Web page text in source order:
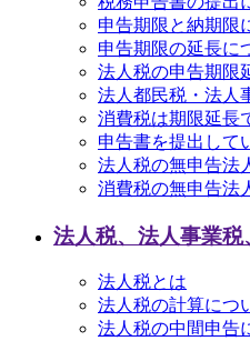
申告期限と納期限
申告期限の延長に
法人税の申告期限
法人都民税・法人
消費税は期限延長
申告書を提出して
法人税の無申告法
消費税の無申告法
法人税、法人事業
法人税とは
法人税の計算につ
法人税の中間申告